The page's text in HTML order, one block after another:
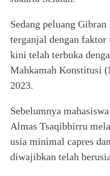
Sedang peluang
terganjal dengan faktor
kini telah terbuka
Mahkamah Konstitusi
2023.
Sebelumnya
Almas Tsaqibbirru
usia minimal capres
diwajibkan telah